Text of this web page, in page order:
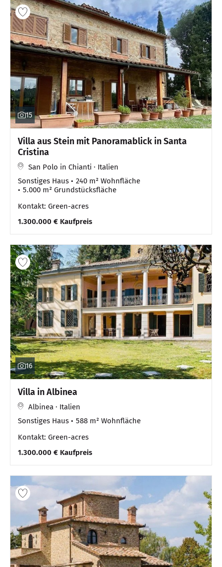
15
Villa aus Stein mit Panoramablick in Santa
Cristina
San Polo in Chianti · Italien
Sonstiges Haus
240 m² Wohnfläche
5.000 m² Grundstücksfläche
Kontakt: Green-acres
1.300.000 € Kaufpreis
16
Villa in Albinea
Albinea · Italien
Sonstiges Haus
588 m² Wohnfläche
Kontakt: Green-acres
1.300.000 € Kaufpreis